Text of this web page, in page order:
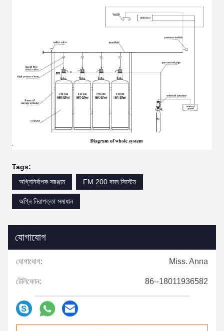
Tags:
অগ্নিনির্বাপক সরঞ্জাম
FM 200 দমন সিস্টেম
অগ্নি নিরাপত্তা সমাধান
যোগাযোগ
যোগাযোগ: Miss. Anna
টেলিফোন: 86--18011936582